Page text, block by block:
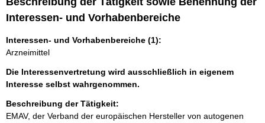
Interessen- und Vorhabenbereiche
Interessen- und Vorhabenbereiche (1):
Arzneimittel
Die Interessenvertretung wird ausschließlich in eigenem
Interesse selbst wahrgenommen.
Beschreibung der Tätigkeit:
EMAV, der Verband der europäischen Hersteller von autogenen